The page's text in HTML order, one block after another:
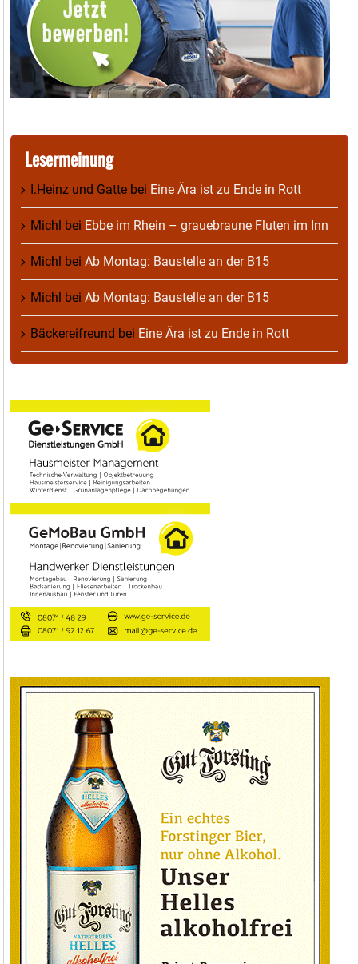
Lesermeinung
I.Heinz und Gatte bei Eine Ära ist zu Ende in Rott
Michl bei Ebbe im Rhein – grauebraune Fluten im Inn
Michl bei Ab Montag: Baustelle an der B15
Michl bei Ab Montag: Baustelle an der B15
Bäckereifreund bei Eine Ära ist zu Ende in Rott